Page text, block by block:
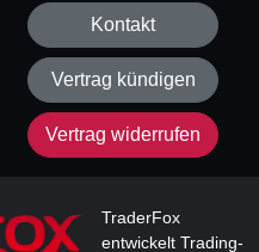
Kontakt
Vertrag kündigen
Vertrag widerrufen
TraderFox
entwickelt Trading-